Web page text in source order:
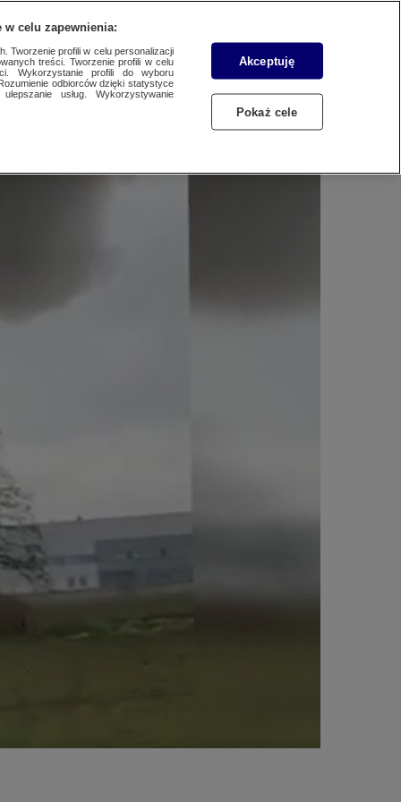
WYŚLIJ MATERIAŁ
strażaków
w celu zapewnienia:
Tworzenie profili w celu personalizacji
treści. Tworzenie profili w celu
Wykorzystanie profili do wyboru
odbiorców dzięki statystyce
usług. Wykorzystywanie
Akceptuję
Pokaż cele